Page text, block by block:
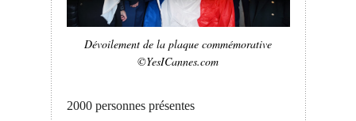
Dévoilement de la plaque commémorative
©YesICannes.com
2000 personnes présentes